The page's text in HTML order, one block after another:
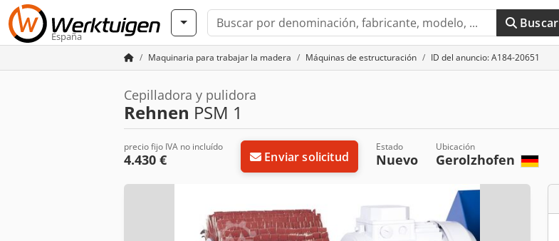
España
Buscar
Maquinaria para trabajar la madera Máquinas de estructuración ID del anuncio: A184-20651
Cepilladora y pulidora
Rehnen PSM 1
precio fijo IVA no incluído
4.430 € Enviar solicitud
Estado
Nuevo
Ubicación
Gerolzhofen